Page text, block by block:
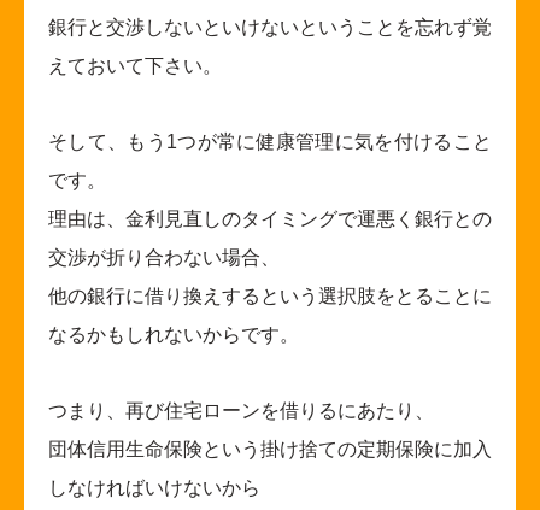
銀行と交渉しないといけないということを忘れず覚
えておいて下さい。
そして、もう1つが常に健康管理に気を付けること
です。
理由は、金利見直しのタイミングで運悪く銀行との
交渉が折り合わない場合、
他の銀行に借り換えするという選択肢をとることに
なるかもしれないからです。
つまり、再び住宅ローンを借りるにあたり、
団体信用生命保険という掛け捨ての定期保険に加入
しなければいけないから